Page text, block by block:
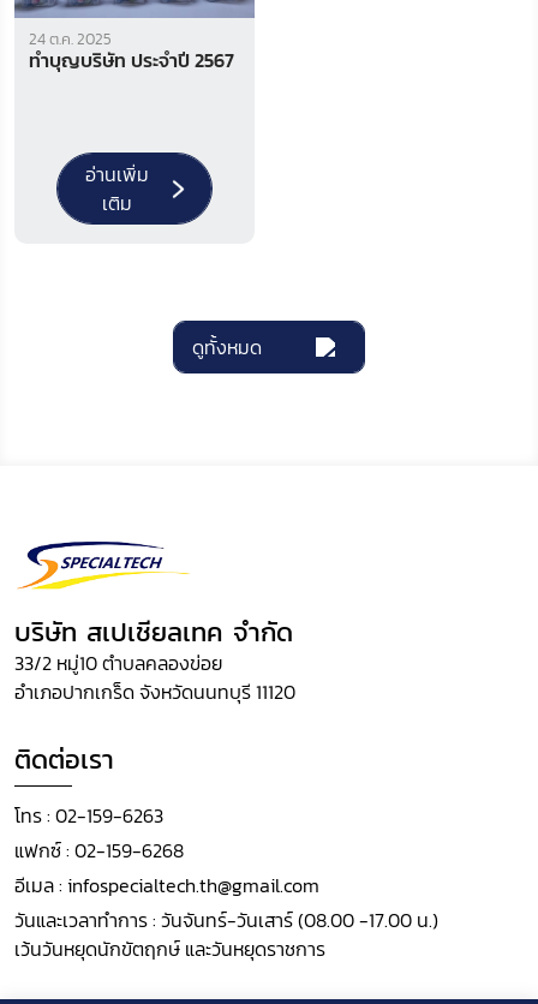
24 ต.ค. 2025
ทำบุญบริษัท ประจำปี 2567
อ่านเพิ่ม
เติม
ดูทั้งหมด
บริษัท สเปเชียลเทค จำกัด
33/2 หมู่10 ตำบลคลองข่อย
อำเภอปากเกร็ด จังหวัดนนทบุรี 11120
ติดต่อเรา
โทร : 02-159-6263
แฟกซ์ : 02-159-6268
อีเมล : infospecialtech.th@gmail.com
วันและเวลาทำการ : วันจันทร์-วันเสาร์ (08.00 -17.00 น.)
เว้นวันหยุดนักขัตฤกษ์ และวันหยุดราชการ